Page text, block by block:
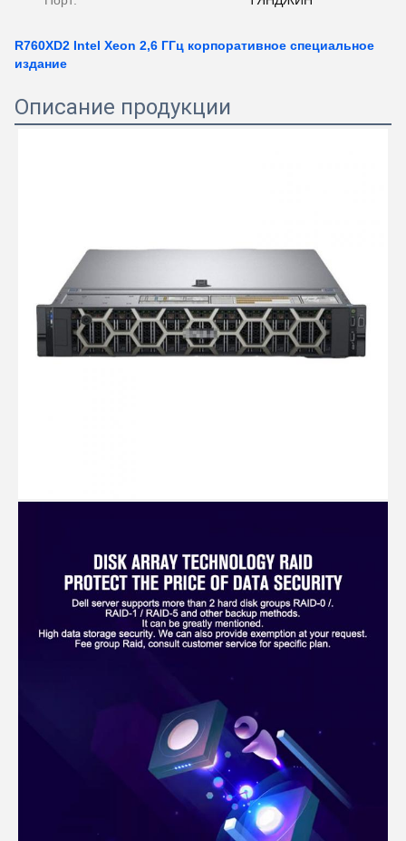
R760XD2 Intel Xeon 2,6 ГГц корпоративное специальное
издание
Описание продукции